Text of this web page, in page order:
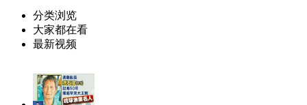
分类浏览
大家都在看
最新视频